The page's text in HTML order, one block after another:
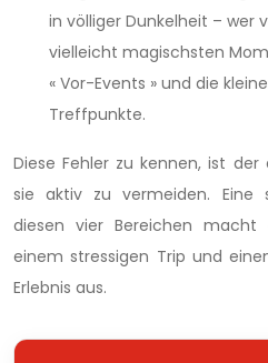
in völliger Dunkelheit – wer
vielleicht magischsten
« Vor-Events » und die
Treffpunkte.
Diese Fehler zu kennen, ist
sie aktiv zu vermeiden. Eine
diesen vier Bereichen macht
einem stressigen Trip und
Erlebnis aus.